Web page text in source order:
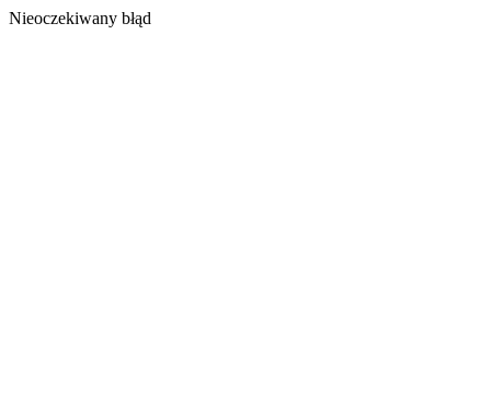
Nieoczekiwany błąd